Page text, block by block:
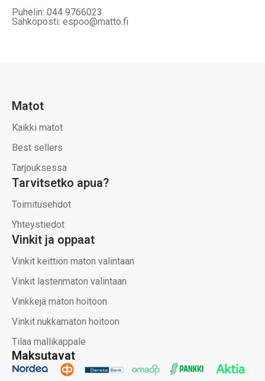
Puhelin: 044 9766023
Sähköposti: espoo@matto.fi
Maksutavat
Matot
Kaikki matot
Best sellers
Tarjouksessa
Tarvitsetko apua?
Toimitusehdot
Yhteystiedot
Vinkit ja oppaat
Vinkit keittiön maton valintaan
Vinkit lastenmaton valintaan
Vinkkejä maton hoitoon
Vinkit nukkamaton hoitoon
Tilaa mallikappale